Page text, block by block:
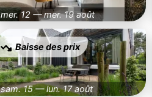
mer. 12 — mer. 19 août
Baisse des prix
sam. 15 — lun. 17 août